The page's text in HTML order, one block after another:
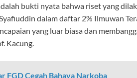
bukti nyata bahwa riset yang
dalam daftar 2% Ilmuwan
yang luar biasa dan
Kacung.
FGD Cegah Bahaya Narkoba